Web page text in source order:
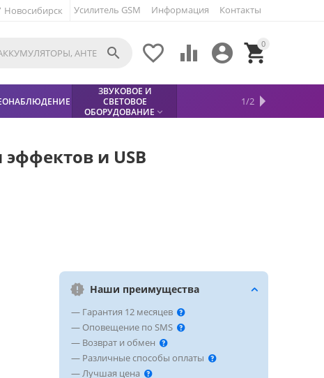
Усилитель GSM Информация Контакты
Новосибирск
0


 

ЗВУКОВОЕ И
СВЕТОВОЕ
ОБОРУДОВАНИЕ 
МЕТАЛЛОДЕТЕКТОР
СФИНКС (SPHINX)
БЕЗОПАСНОСТЬ 
КИСЛОТНЫЕ
АККУМУЛЯТОРЫ 
1/2
и USB
Наши преимущества
— Гарантия 12 месяцев
— Оповещение по SMS
— Возврат и обмен
— Различные способы оплаты
— Лучшая цена